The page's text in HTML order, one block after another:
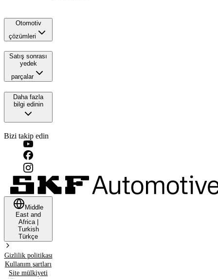
Otomotiv
çözümleri
Satış sonrası
yedek
parçalar
Daha fazla
bilgi edinin
Bizi takip edin
Middle
East and
Africa|
Turkish
Türkçe
Gizlilik politikası
Kullanım şartları
Site mülkiyeti